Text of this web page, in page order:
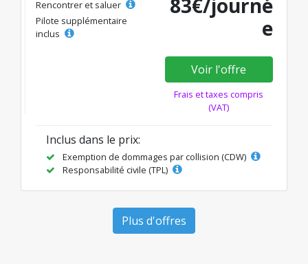
Rencontrer et saluer
Pilote supplémentaire
inclus
83€/journé
e
Voir l'offre
Frais et taxes compris
(VAT)
Inclus dans le prix:
Exemption de dommages par collision (CDW)
Responsabilité civile (TPL)
Plus d'offres